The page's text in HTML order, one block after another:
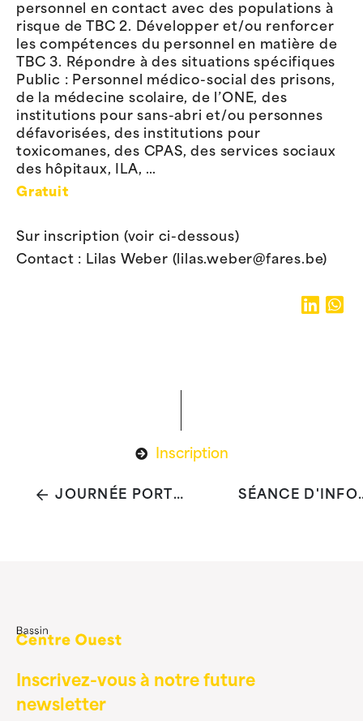
personnel en contact avec des populations à
risque de TBC 2. Développer et/ou renforcer
les compétences du personnel en matière de
TBC 3. Répondre à des situations spécifiques
Public : Personnel médico-social des prisons,
de la médecine scolaire, de l’ONE, des
institutions pour sans-abri et/ou personnes
défavorisées, des institutions pour
toxicomanes, des CPAS, des services sociaux
des hôpitaux, ILA, …
Gratuit
Sur inscription (voir ci-dessous)
Contact : Lilas Weber (lilas.weber@fares.be)
Inscription
JOURNÉE PORTES OUVERTES FARES ASBL SÉANCE D'INFORMATION GRATUITE SUR LE
Inscrivez-vous à notre future
newsletter